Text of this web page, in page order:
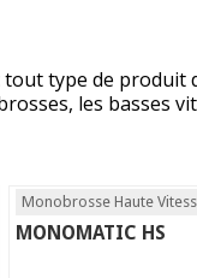
type de produit
les basses
Monobrosse Haute
MONOMATIC HS